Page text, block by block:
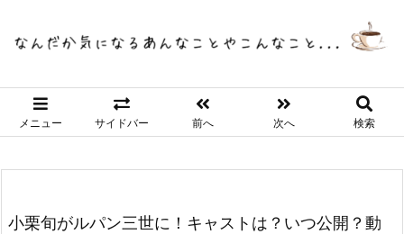
メニュー サイドバー 前へ 次へ 検索
小栗旬がルパン三世に！キャストは？いつ公開？動